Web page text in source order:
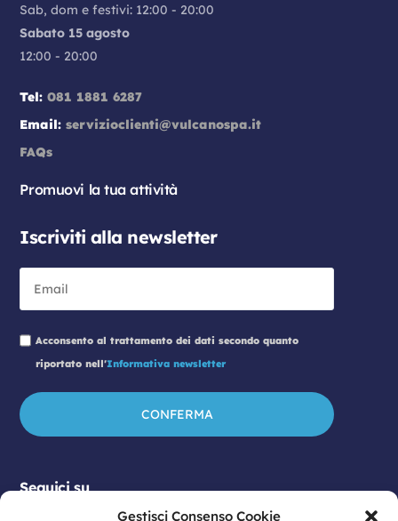
Gestisci Consenso Cookie
Sab, dom e festivi: 12:00 - 20:00
Sabato 15 agosto
12:00 - 20:00
Tel: 081 1881 6287
Email: servizioclienti@vulcanospa.it
FAQs
Promuovi la tua attività
Iscriviti alla newsletter
Acconsento al trattamento dei dati secondo quanto
riportato nell'Informativa newsletter
Seguici su